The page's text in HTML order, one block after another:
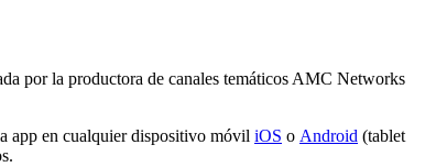
por la productora de canales temáticos AMC Networks
app en cualquier dispositivo móvil iOS o Android (tablet